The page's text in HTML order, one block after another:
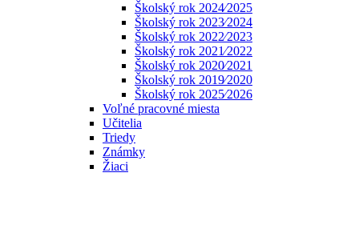
Školský rok 2024⁄2025
Školský rok 2023⁄2024
Školský rok 2022⁄2023
Školský rok 2021⁄2022
Školský rok 2020⁄2021
Školský rok 2019⁄2020
Školský rok 2025⁄2026
Voľné pracovné miesta
Učitelia
Triedy
Známky
Žiaci